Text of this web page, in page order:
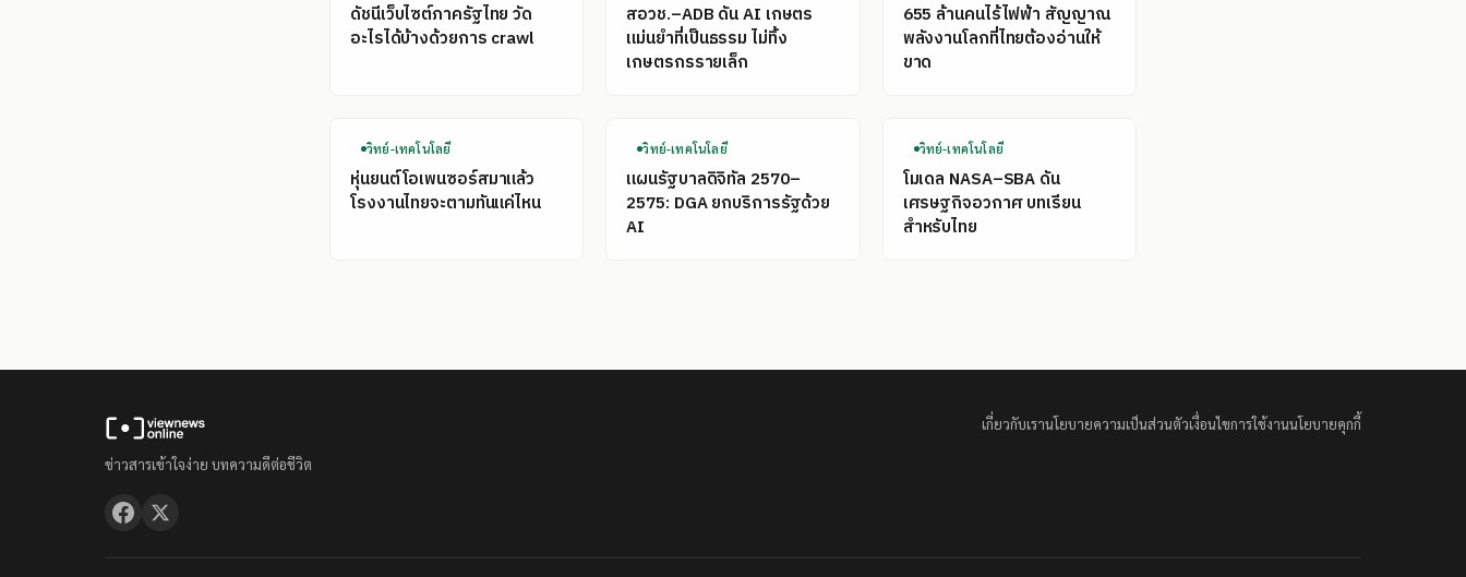
ดัชนีเว็บไซต์ภาครัฐไทย วัด
อะไรได้บ้างด้วยการ crawl
สอวช.–ADB ดัน AI เกษตร
แม่นยำที่เป็นธรรม ไม่ทิ้ง
เกษตรกรรายเล็ก
655 ล้านคนไร้ไฟฟ้า สัญญาณ
พลังงานโลกที่ไทยต้องอ่านให้
ขาด
วิทย์-เทคโนโลยี
หุ่นยนต์โอเพนซอร์สมาแล้ว
โรงงานไทยจะตามทันแค่ไหน
วิทย์-เทคโนโลยี
แผนรัฐบาลดิจิทัล 2570–
2575: DGA ยกบริการรัฐด้วย
AI
วิทย์-เทคโนโลยี
โมเดล NASA–SBA ดัน
เศรษฐกิจอวกาศ บทเรียน
สำหรับไทย
ข่าวสารเข้าใจง่าย บทความดีต่อชีวิต
เกี่ยวกับเรานโยบายความเป็นส่วนตัวเงื่อนไขการใช้งานนโยบายคุกกี้